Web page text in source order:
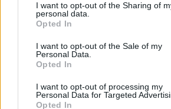
not limited to your visit or usage
grant or deny consent to Google and its
use your data for below specified
consent section.
I want to opt-out of the Sharing of
personal data.
Opted In
I want to opt-out of the Sale of my
Personal Data.
Opted In
I want to opt-out of processing my
Personal Data for Targeted
Opted In